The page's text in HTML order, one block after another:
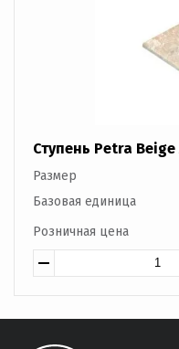
Ступень Petra
Размер
Базовая единица
Розничная цена